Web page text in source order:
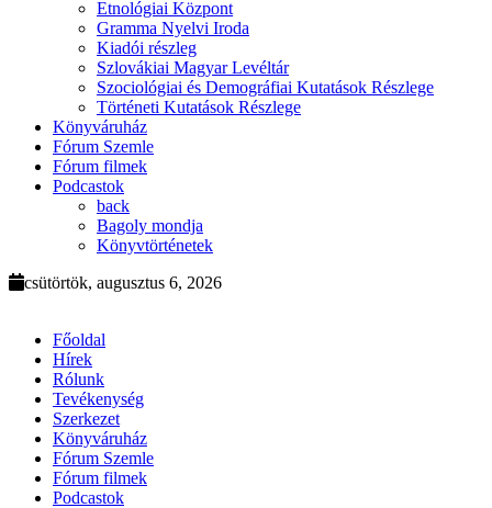
Etnológiai Központ
Gramma Nyelvi Iroda
Kiadói részleg
Szlovákiai Magyar Levéltár
Szociológiai és Demográfiai Kutatások Részlege
Történeti Kutatások Részlege
Könyváruház
Fórum Szemle
Fórum filmek
Podcastok
back
Bagoly mondja
Könyvtörténetek
csütörtök, augusztus 6, 2026
Főoldal
Hírek
Rólunk
Tevékenység
Szerkezet
Könyváruház
Fórum Szemle
Fórum filmek
Podcastok